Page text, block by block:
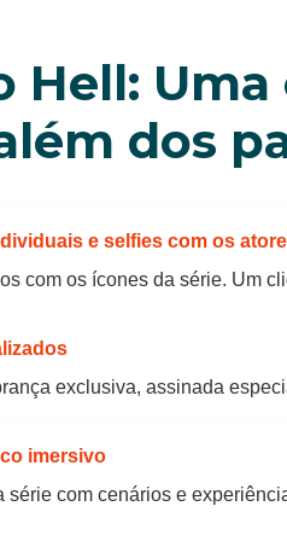
Hell:
dos
e selfies com os
com os ícones da série. Um
exclusiva, assinada
imersivo
série com cenários e